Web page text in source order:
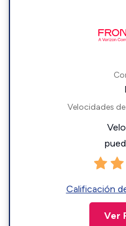
Velocidades
Calificación
Ver